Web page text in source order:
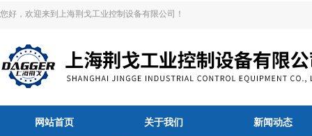
您好，欢迎来到上海荆戈工业控制设备有限公司！
网站首页 关于我们 新闻动态